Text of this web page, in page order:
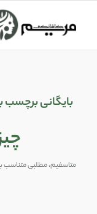
بایگانی برچسب
متاسفیم، مطلبی